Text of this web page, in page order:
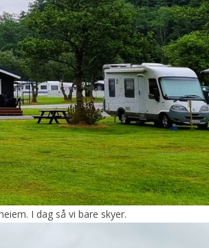
I dag så vi bare skyer.